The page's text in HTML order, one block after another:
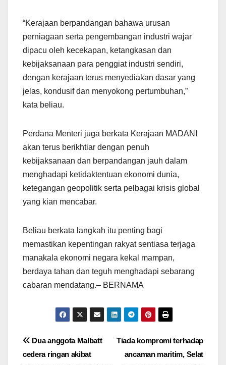
“Kerajaan berpandangan bahawa urusan
perniagaan serta pengembangan industri wajar
dipacu oleh kecekapan, ketangkasan dan
kebijaksanaan para penggiat industri sendiri,
dengan kerajaan terus menyediakan dasar yang
jelas, kondusif dan menyokong pertumbuhan,”
kata beliau.
Perdana Menteri juga berkata Kerajaan MADANI
akan terus berikhtiar dengan penuh
kebijaksanaan dan berpandangan jauh dalam
menghadapi ketidaktentuan ekonomi dunia,
ketegangan geopolitik serta pelbagai krisis global
yang kian mencabar.
Beliau berkata langkah itu penting bagi
memastikan kepentingan rakyat sentiasa terjaga
manakala ekonomi negara kekal mampan,
berdaya tahan dan teguh menghadapi sebarang
cabaran mendatang.– BERNAMA
Post
Tiada kompromi terhadap
ancaman maritim, Selat
Dua anggota Malbatt
cedera ringan akibat